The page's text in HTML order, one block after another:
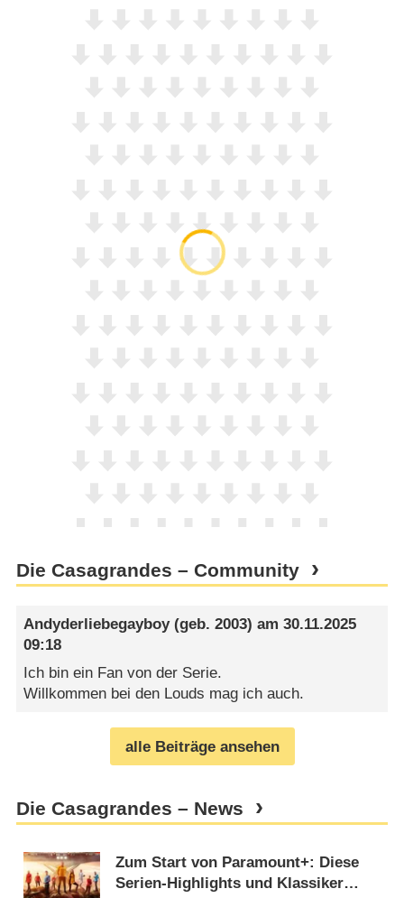
Die Casagrandes – Community
Andyderliebegayboy(geb. 2003) am30.11.2025
09:18
Ich bin ein Fan von der Serie.
Willkommen bei den Louds mag ich auch.
alle Beiträge ansehen
Die Casagrandes – News
Zum Start von Paramount+: Diese
Serien-Highlights und Klassiker